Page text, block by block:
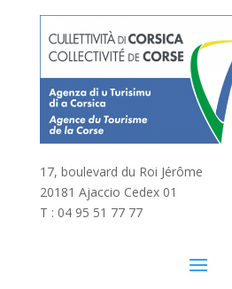
17, boulevard du Roi Jérôme
20181 Ajaccio Cedex 01
T : 04 95 51 77 77